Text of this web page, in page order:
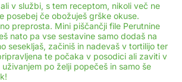
v službi, s tem receptom, nikoli več ne
posebej če obožuješ grške okuse.
preprosta. Mini piščančji file Perutnine
nato pa vse sestavine samo dodaš na
sesekljaš, začiniš in nadevaš v tortilijo ter
te počaka v posodici ali zaviti v
po želji popečeš in samo še